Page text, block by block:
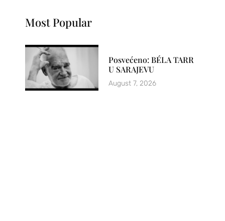
Most Popular
Posvećeno: BÉLA TARR
U SARAJEVU
August 7, 2026